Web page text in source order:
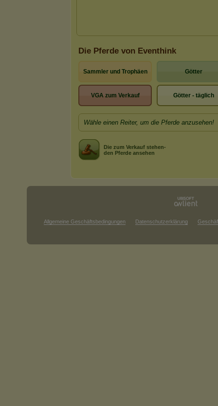
Die Pferde von Eventhink
Sammler und Trophäen Götter
VGA zum Verkauf Götter - täglich
Wähle einen Reiter, um die Pferde anzusehen!
Die zum Verkauf stehen-
den Pferde ansehen
Allgemeine Geschäftsbedingungen Datenschutzerklärung